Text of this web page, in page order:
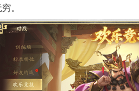
。